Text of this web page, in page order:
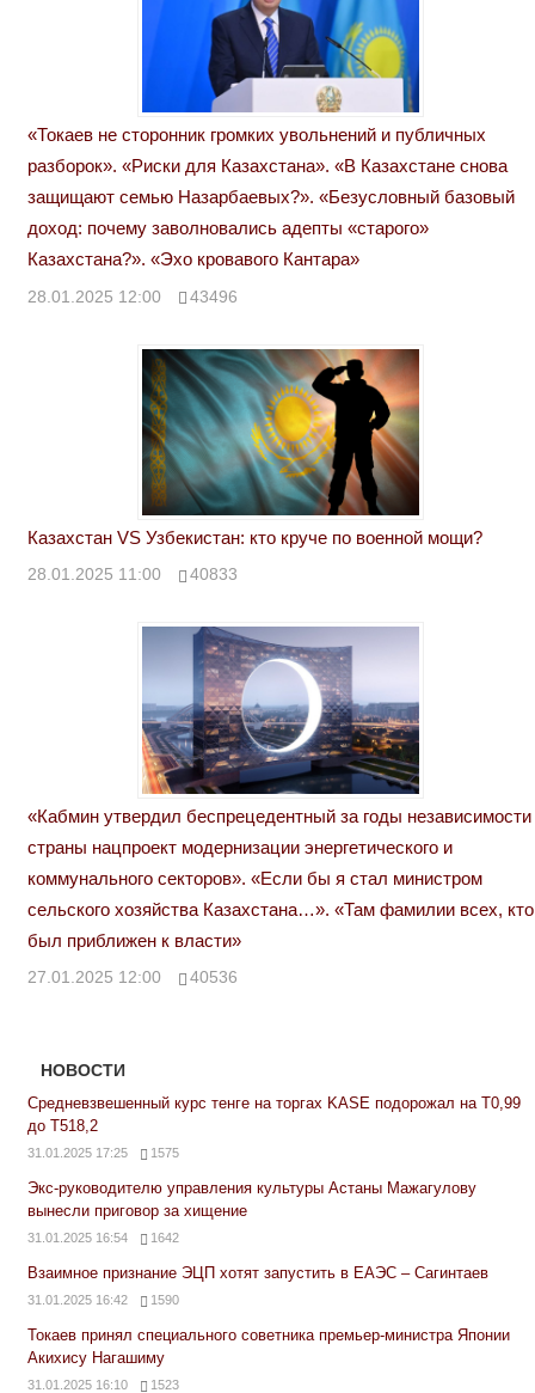
«Токаев не сторонник громких увольнений и публичных
разборок». «Риски для Казахстана». «В Казахстане снова
защищают семью Назарбаевых?». «Безусловный базовый
доход: почему заволновались адепты «старого»
Казахстана?». «Эхо кровавого Кантара»
28.01.2025 12:00 43496
Казахстан VS Узбекистан: кто круче по военной мощи?
28.01.2025 11:00 40833
«Кабмин утвердил беспрецедентный за годы независимости
страны нацпроект модернизации энергетического и
коммунального секторов». «Если бы я стал министром
сельского хозяйства Казахстана…». «Там фамилии всех, кто
был приближен к власти»
27.01.2025 12:00 40536
НОВОСТИ
Средневзвешенный курс тенге на торгах KASE подорожал на Т0,99
до Т518,2
31.01.2025 17:25 1575
Экс-руководителю управления культуры Астаны Мажагулову
вынесли приговор за хищение
31.01.2025 16:54 1642
Взаимное признание ЭЦП хотят запустить в ЕАЭС – Сагинтаев
31.01.2025 16:42 1590
Токаев принял специального советника премьер-министра Японии
Акихису Нагашиму
31.01.2025 16:10 1523